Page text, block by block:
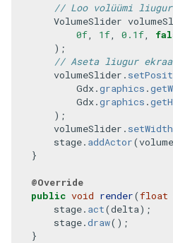
// Loo volüümi liugur:
VolumeSlider
0f
1f 0.1f
);
// Aseta liugur
volumeSlider .
Gdx.graphics .
Gdx.graphics .
);
volumeSlider . setWidth
stage. addActor(
}
@Override
public void render(float
stage. act(delta);
stage.draw();
}